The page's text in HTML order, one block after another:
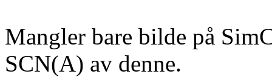
Mangler bare bilde på
SCN(A) av denne.